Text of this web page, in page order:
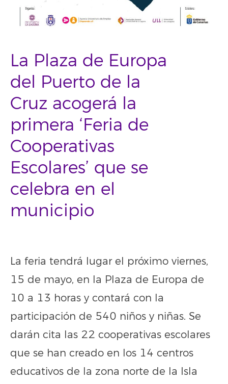
La Plaza de Europa
del Puerto de la
Cruz acogerá la
primera ‘Feria de
Cooperativas
Escolares’ que se
celebra en el
municipio
La feria tendrá lugar el próximo viernes,
15 de mayo, en la Plaza de Europa de
10 a 13 horas y contará con la
participación de 540 niños y niñas. Se
darán cita las 22 cooperativas escolares
que se han creado en los 14 centros
educativos de la zona norte de la Isla